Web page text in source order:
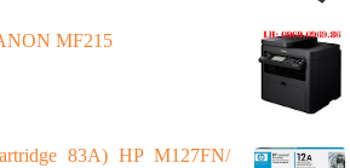
MF215
83A) HP M127FN/